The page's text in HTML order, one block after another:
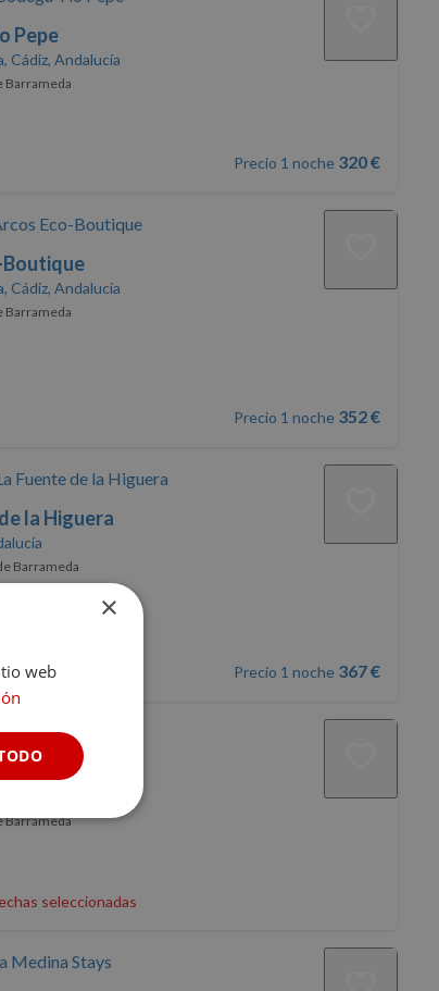
Pepe
Cádiz, Andalucía
Barrameda
Precio 1 noche 320 €
Boutique
Cádiz, Andalucía
Barrameda
Precio 1 noche 352 €
la Higuera
Barrameda
Precio 1 noche 367 €
Barrameda
seleccionadas
×
web
no